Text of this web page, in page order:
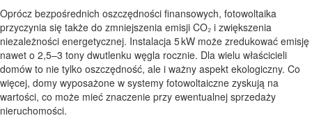
Oprócz bezpośrednich oszczędności finansowych, fotowoltaika
przyczynia się także do zmniejszenia emisji CO₂ i zwiększenia
niezależności energetycznej. Instalacja 5 kW może zredukować emisję
nawet o 2,5–3 tony dwutlenku węgla rocznie. Dla wielu właścicieli
domów to nie tylko oszczędność, ale i ważny aspekt ekologiczny. Co
więcej, domy wyposażone w systemy fotowoltaiczne zyskują na
wartości, co może mieć znaczenie przy ewentualnej sprzedaży
nieruchomości.